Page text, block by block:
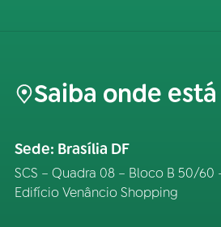
Saiba onde está
Sede: Brasília DF
SCS – Quadra 08 – Bloco B 50/60
Edifício Venâncio Shopping